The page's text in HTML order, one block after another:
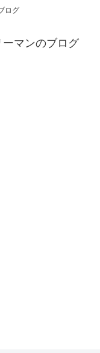
ログ
マンのブログ